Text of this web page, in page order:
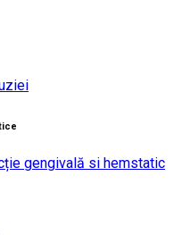
gengivală si hemstatic